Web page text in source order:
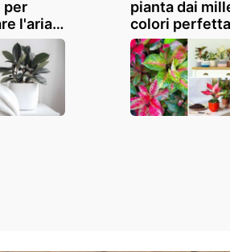
per
l'aria
casa
pianta dai
colori perfetta
per aiutare a
ridurre lo
e l'ansia